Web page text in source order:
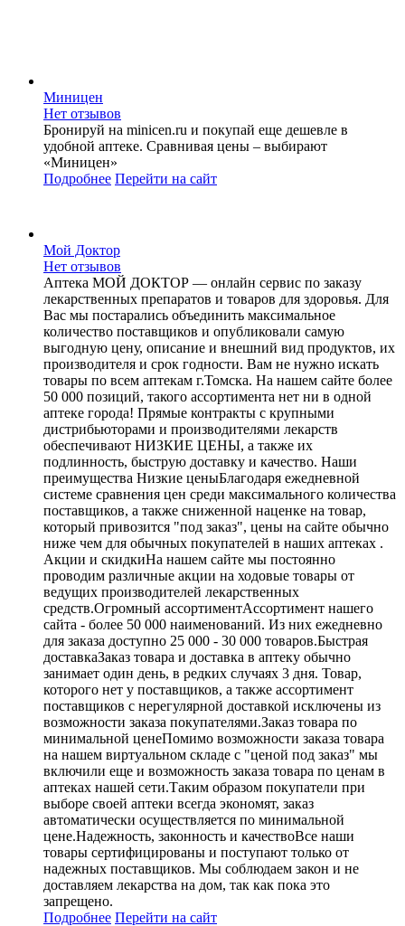
Миницен
Нет отзывов
Бронируй на minicen.ru и покупай еще дешевле в
удобной аптеке. Сравнивая цены – выбирают
«Миницен»
Подробнее Перейти на сайт
Мой Доктор
Нет отзывов
Аптека МОЙ ДОКТОР — онлайн сервис по заказу
лекарственных препаратов и товаров для здоровья. Для
Вас мы постарались объединить максимальное
количество поставщиков и опубликовали самую
выгодную цену, описание и внешний вид продуктов, их
производителя и срок годности. Вам не нужно искать
товары по всем аптекам г.Томска. На нашем сайте более
50 000 позиций, такого ассортимента нет ни в одной
аптеке города! Прямые контракты с крупными
дистрибьюторами и производителями лекарств
обеспечивают НИЗКИЕ ЦЕНЫ, а также их
подлинность, быструю доставку и качество. Наши
преимущества Низкие ценыБлагодаря ежедневной
системе сравнения цен среди максимального количества
поставщиков, а также сниженной наценке на товар,
который привозится "под заказ", цены на сайте обычно
ниже чем для обычных покупателей в наших аптеках .
Акции и скидкиНа нашем сайте мы постоянно
проводим различные акции на ходовые товары от
ведущих производителей лекарственных
средств.Огромный ассортиментАссортимент нашего
сайта - более 50 000 наименований. Из них ежедневно
для заказа доступно 25 000 - 30 000 товаров.Быстрая
доставкаЗаказ товара и доставка в аптеку обычно
занимает один день, в редких случаях 3 дня. Товар,
которого нет у поставщиков, а также ассортимент
поставщиков с нерегулярной доставкой исключены из
возможности заказа покупателями.Заказ товара по
минимальной ценеПомимо возможности заказа товара
на нашем виртуальном складе с "ценой под заказ" мы
включили еще и возможность заказа товара по ценам в
аптеках нашей сети.Таким образом покупатели при
выборе своей аптеки всегда экономят, заказ
автоматически осуществляется по минимальной
цене.Надежность, законность и качествоВсе наши
товары сертифицированы и поступают только от
надежных поставщиков. Мы соблюдаем закон и не
доставляем лекарства на дом, так как пока это
запрещено.
Подробнее Перейти на сайт